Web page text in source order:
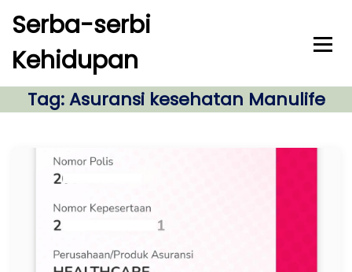
c
Serba-serbi
Kehidupan
Tag:Asuransi kesehatan Manulife